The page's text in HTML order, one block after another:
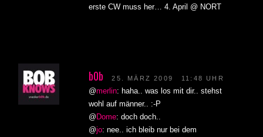
erste CW muss her… 4. April @ NORT
b0b 25. MÄRZ 2009 11:48 UHR
@merlin: haha.. was los mit dir.. stehst
wohl auf männer.. :-P
@ Dome: doch doch..
@jo: nee.. ich bleib nur bei dem